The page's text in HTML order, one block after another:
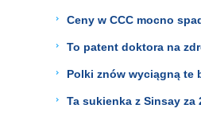
Ceny w CCC mocno
To patent doktora na
Polki znów wyciągną te
Ta sukienka z Sinsay